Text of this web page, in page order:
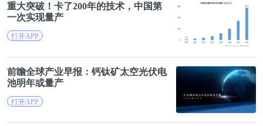
学习和付费意愿进一步加强，赛道玩家数量开始激
增。根据新浪VR发布的《中国少儿编程行业报
告》，除了新东方、好未来等巨头对编程赛道布局，
纷跑马圈地，进入编程赛道切分蛋糕，但纵观整个少
儿编程赛道，两极化趋势日渐明显。赛道玩家之间已
经逐步拉开差距，行业马太效应凸显，尾部玩家越来
重大突破！卡了200年的技术，中国第
一次实现量产
打开APP
前瞻全球产业早报：钙钛矿太空光伏电
池明年或量产
打开APP